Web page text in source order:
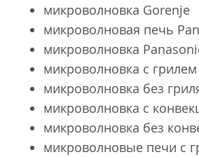
микроволновка Gorenje
микроволновая печь
микроволновка
микроволновка с грилем
микроволновка без
микроволновка с
микроволновка без
микроволновые печи с